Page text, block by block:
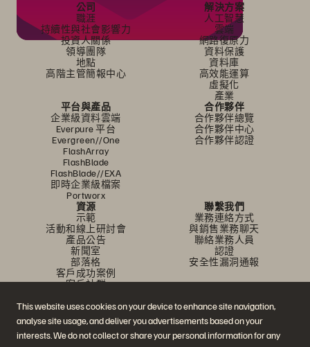
This website uses cookies on your device to enhance site navigation,
analyse site usage, and deliver you advertisements based on your
interests. We do not collect or share your personal information for any
公司
職涯
持續性與社會影響力
投資人關係
領導團隊
地點
高階主管簡報中心
解決方案
人工智慧
雲端
網路復原力
資料保護
資料庫
高效能運算
虛擬化
產業
平台與產品
企業級資料雲端
Everpure 平台
Evergreen//One
FlashArray
FlashBlade
FlashBlade//EXA
即時企業級檔案
Portworx
合作夥伴
合作夥伴總覽
合作夥伴中心
合作夥伴認證
資源
示範
活動和線上研討會
產品公告
新聞室
部落格
客戶成功案例
客戶社群
聯繫我們
業務連絡方式
與銷售業務聊天
聯絡業務人員
認證
安全性漏洞通報
加入討論